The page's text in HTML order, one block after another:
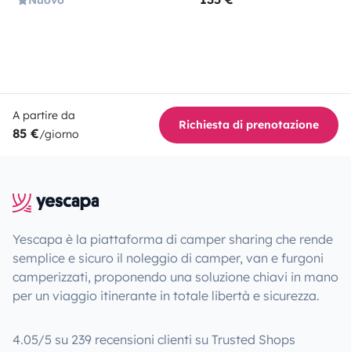
A partire da
85 €/giorno
Richiesta di prenotazione
Yescapa è la piattaforma di camper sharing che rende
semplice e sicuro il noleggio di camper, van e furgoni
camperizzati, proponendo una soluzione chiavi in mano
per un viaggio itinerante in totale libertà e sicurezza.
4.05/5 su 239 recensioni clienti su Trusted Shops